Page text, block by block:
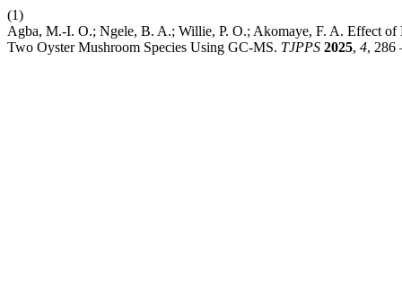
(1)
Agba, M.-I. O.; Ngele, B. A.; Willie, P. O.; Akomaye, F. A. Effect
Two Oyster Mushroom Species Using GC-MS. TJPPS 2025, 4, 286